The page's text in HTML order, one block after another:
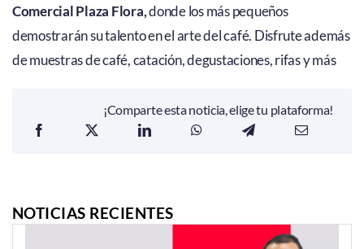
Comercial Plaza Flora,donde los más pequeños
demostrarán su talento en el arte del café. Disfrute además
de muestras de café, catación, degustaciones, rifas y más
¡Comparte esta noticia, elige tu plataforma!
NOTICIAS RECIENTES